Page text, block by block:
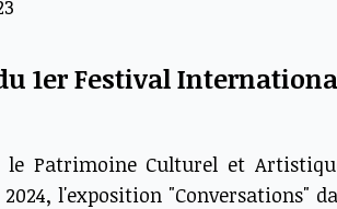
1er Festival
Patrimoine Culturel et
l'exposition "Conversations"